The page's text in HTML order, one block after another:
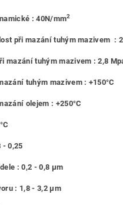
: 40N/mm2
při mazání tuhým mazivem :
mazání tuhým mazivem : 2,8
tuhým mazivem : +150°C
olejem : +250°C
- 0,25
: 0,2 - 0,8 μm
: 1,8 - 3,2 μm